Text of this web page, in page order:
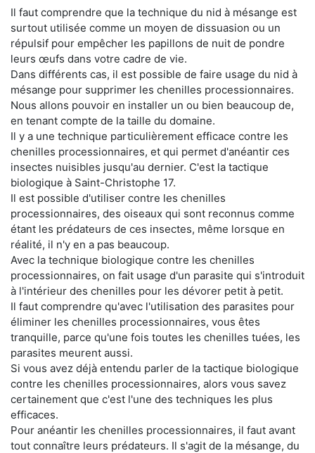
Il faut comprendre que la technique du nid à mésange est
surtout utilisée comme un moyen de dissuasion ou un
répulsif pour empêcher les papillons de nuit de pondre
leurs œufs dans votre cadre de vie.
Dans différents cas, il est possible de faire usage du nid à
mésange pour supprimer les chenilles processionnaires.
Nous allons pouvoir en installer un ou bien beaucoup de,
en tenant compte de la taille du domaine.
Il y a une technique particulièrement efficace contre les
chenilles processionnaires, et qui permet d'anéantir ces
insectes nuisibles jusqu'au dernier. C'est la tactique
biologique à Saint-Christophe 17.
Il est possible d'utiliser contre les chenilles
processionnaires, des oiseaux qui sont reconnus comme
étant les prédateurs de ces insectes, même lorsque en
réalité, il n'y en a pas beaucoup.
Avec la technique biologique contre les chenilles
processionnaires, on fait usage d'un parasite qui s'introduit
à l'intérieur des chenilles pour les dévorer petit à petit.
Il faut comprendre qu'avec l'utilisation des parasites pour
éliminer les chenilles processionnaires, vous êtes
tranquille, parce qu'une fois toutes les chenilles tuées, les
parasites meurent aussi.
Si vous avez déjà entendu parler de la tactique biologique
contre les chenilles processionnaires, alors vous savez
certainement que c'est l'une des techniques les plus
efficaces.
Pour anéantir les chenilles processionnaires, il faut avant
tout connaître leurs prédateurs. Il s'agit de la mésange, du